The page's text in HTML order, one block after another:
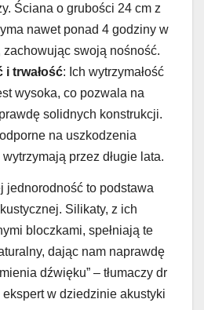
Ściana o grubości 24 cm z
nawet ponad 4 godziny w
zachowując swoją nośność.
i trwałość: Ich wytrzymałość
wysoka, co pozwala na
solidnych konstrukcji.
na uszkodzenia
przez długie lata.
jednorodność to podstawa
Silikaty, z ich
bloczkami, spełniają te
dając nam naprawdę
dźwięku” – tłumaczy dr
w dziedzinie akustyki